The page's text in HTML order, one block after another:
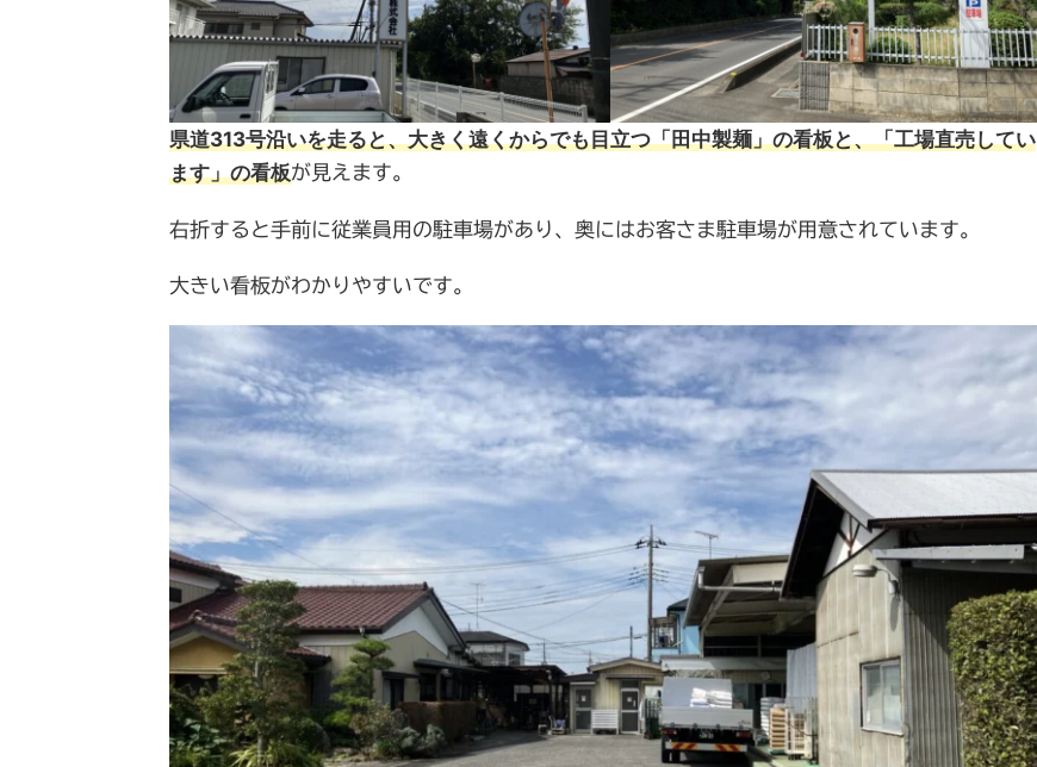
県道313号沿いを走ると、大きく遠くからでも目立つ「田中製麺」の看板と、「工場直売してい
ます」の看板が見えます。
右折すると手前に従業員用の駐車場があり、奥にはお客さま駐車場が用意されています。
大きい看板がわかりやすいです。